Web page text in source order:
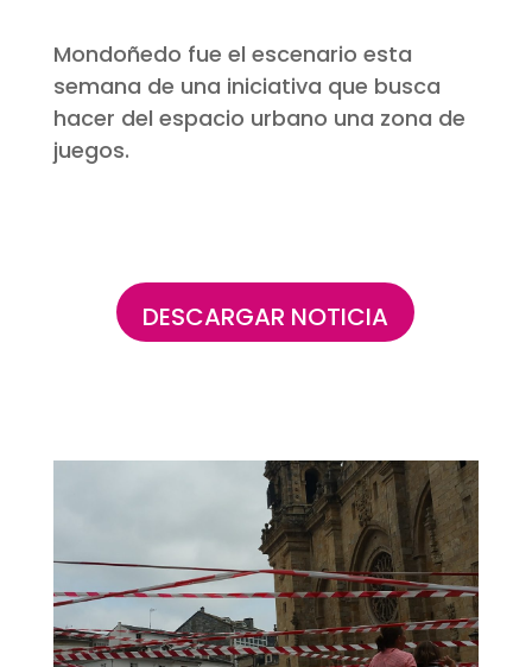
Mondoñedo fue el escenario esta
semana de una iniciativa que busca
hacer del espacio urbano una zona de
juegos.
DESCARGAR NOTICIA